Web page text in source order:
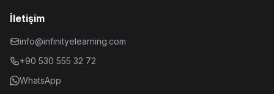
İletişim
info@infinityelearning.com
+90 530 555 32 72
WhatsApp